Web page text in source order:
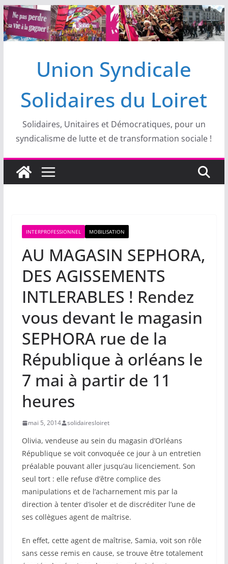
Passer
au
contenu
Union Syndicale
Solidaires du Loiret
Solidaires, Unitaires et Démocratiques, pour un
syndicalisme de lutte et de transformation sociale !
INTERPROFESSIONNEL MOBILISATION
AU MAGASIN SEPHORA,
DES AGISSEMENTS
INTLERABLES ! Rendez
vous devant le magasin
SEPHORA rue de la
République à orléans le
7 mai à partir de 11
heures
mai 5, 2014 solidairesloiret
Olivia, vendeuse au sein du magasin d’Orléans
République se voit convoquée ce jour à un entretien
préalable pouvant aller jusqu’au licenciement. Son
seul tort : elle refuse d’être complice des
manipulations et de l’acharnement mis par la
direction à tenter d’isoler et de discréditer l’une de
ses collègues agent de maîtrise.
En effet, cette agent de maîtrise, Samia, voit son rôle
sans cesse remis en cause, se trouve être totalement